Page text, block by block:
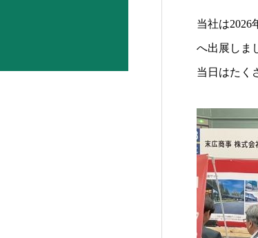
当社は2026
へ出展しま
当日はたく